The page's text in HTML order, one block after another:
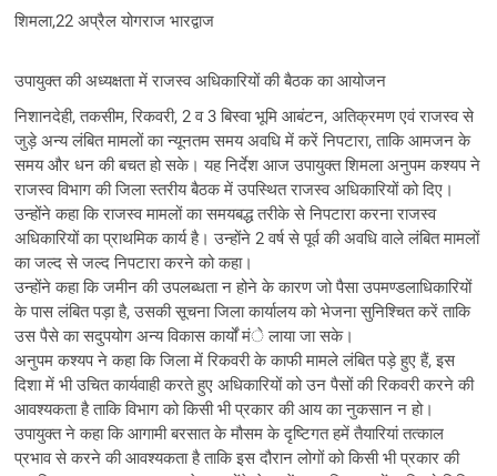
शिमला,22 अप्रैल योगराज भारद्वाज
उपायुक्त की अध्यक्षता में राजस्व अधिकारियों की बैठक का आयोजन
निशानदेही, तकसीम, रिकवरी, 2 व 3 बिस्वा भूमि आबंटन, अतिक्रमण एवं राजस्व से
जुड़े अन्य लंबित मामलों का न्यूनतम समय अवधि में करें निपटारा, ताकि आमजन के
समय और धन की बचत हो सके। यह निर्देश आज उपायुक्त शिमला अनुपम कश्यप ने
राजस्व विभाग की जिला स्तरीय बैठक में उपस्थित राजस्व अधिकारियों को दिए।
उन्होंने कहा कि राजस्व मामलों का समयबद्ध तरीके से निपटारा करना राजस्व
अधिकारियों का प्राथमिक कार्य है। उन्होंने 2 वर्ष से पूर्व की अवधि वाले लंबित मामलों
का जल्द से जल्द निपटारा करने को कहा।
उन्होंने कहा कि जमीन की उपलब्धता न होने के कारण जो पैसा उपमण्डलाधिकारियों
के पास लंबित पड़ा है, उसकी सूचना जिला कार्यालय को भेजना सुनिश्चित करें ताकि
उस पैसे का सदुपयोग अन्य विकास कार्यों मंे लाया जा सके।
अनुपम कश्यप ने कहा कि जिला में रिकवरी के काफी मामले लंबित पड़े हुए हैं, इस
दिशा में भी उचित कार्यवाही करते हुए अधिकारियों को उन पैसों की रिकवरी करने की
आवश्यकता है ताकि विभाग को किसी भी प्रकार की आय का नुकसान न हो।
उपायुक्त ने कहा कि आगामी बरसात के मौसम के दृष्टिगत हमें तैयारियां तत्काल
प्रभाव से करने की आवश्यकता है ताकि इस दौरान लोगों को किसी भी प्रकार की